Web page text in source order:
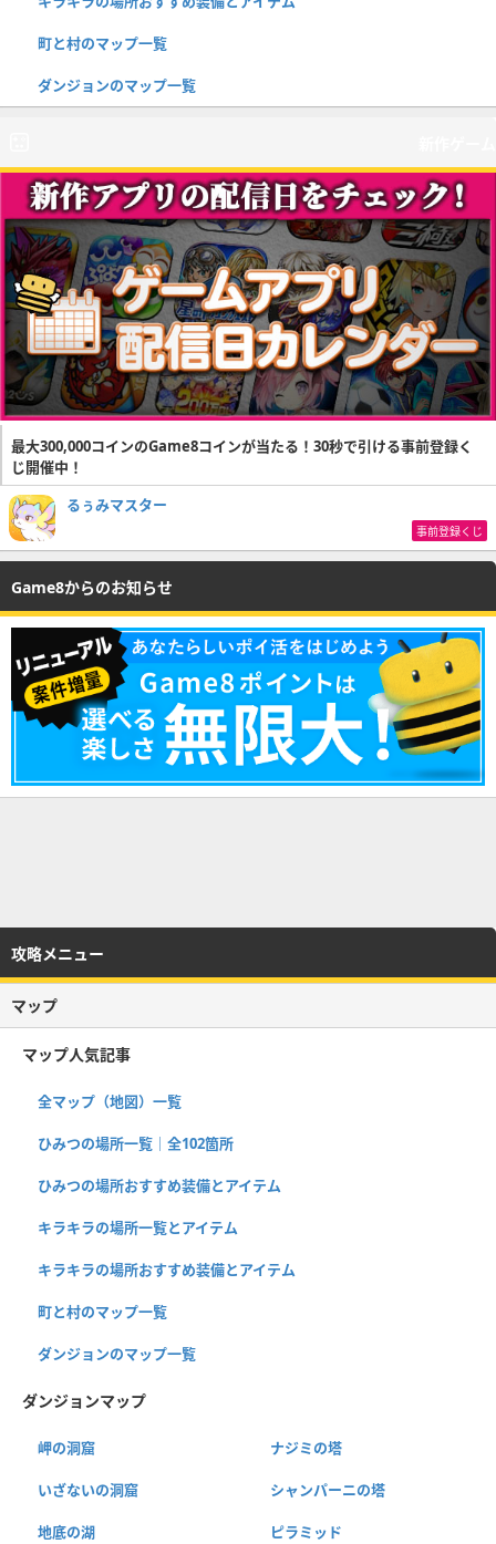
町と村のマップ一覧
ダンジョンのマップ一覧
最大300,000コインのGame8コインが当たる！30秒で引ける事前登録く
じ開催中！
るぅみマスター
事前登録くじ
Game8からのお知らせ
攻略メニュー
マップ
マップ人気記事
全マップ（地図）一覧
ひみつの場所一覧｜全102箇所
ひみつの場所おすすめ装備とアイテム
キラキラの場所一覧とアイテム
キラキラの場所おすすめ装備とアイテム
町と村のマップ一覧
ダンジョンのマップ一覧
ダンジョンマップ
岬の洞窟 ナジミの塔
いざないの洞窟 シャンパーニの塔
地底の湖 ピラミッド